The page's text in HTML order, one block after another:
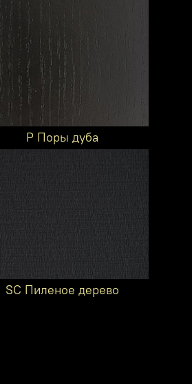
P Поры дуба
SC Пиленое дерево